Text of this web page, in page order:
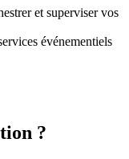
et superviser vos
événementiels
?